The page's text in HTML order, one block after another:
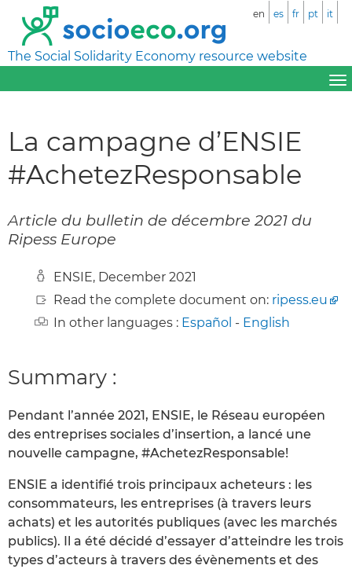
The Social Solidarity Economy resource website
en es fr pt it
La campagne d’ENSIE
#AchetezResponsable
Article du bulletin de décembre 2021 du
Ripess Europe
ENSIE, December 2021
Read the complete document on: ripess.eu
In other languages : Español - English
Summary :
Pendant l’année 2021, ENSIE, le Réseau européen
des entreprises sociales d’insertion, a lancé une
nouvelle campagne, #AchetezResponsable!
ENSIE a identifié trois principaux acheteurs : les
consommateurs, les entreprises (à travers leurs
achats) et les autorités publiques (avec les marchés
publics). Il a été décidé d’essayer d’atteindre les trois
types d’acteurs à travers des évènements et des